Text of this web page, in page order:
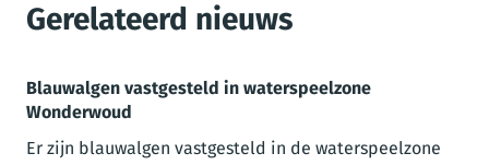
Gerelateerd nieuws
Blauwalgen vastgesteld in waterspeelzone
Wonderwoud
Er zijn blauwalgen vastgesteld in de waterspeelzone